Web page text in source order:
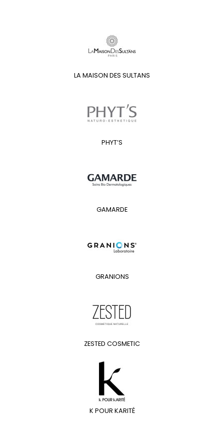
LA MAISON DES SULTANS
PHYT’S
GAMARDE
GRANIONS
ZESTED COSMETIC
K POUR KARITÉ